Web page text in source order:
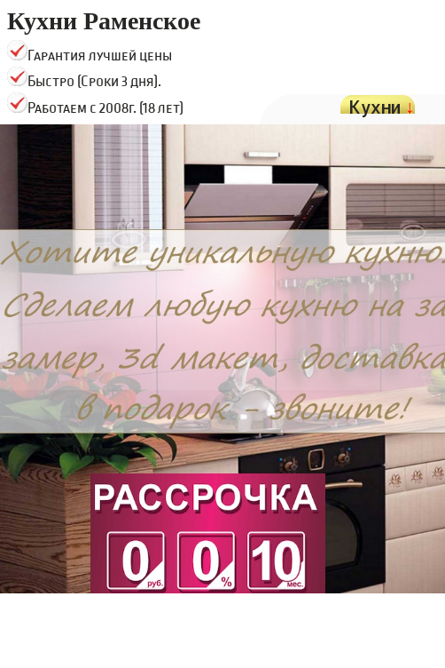
Кухни Раменское
Гарантия лучшей цены
Быстро (Сроки 3 дня).
Работаем с 2008г. (18 лет)
Кухни↓